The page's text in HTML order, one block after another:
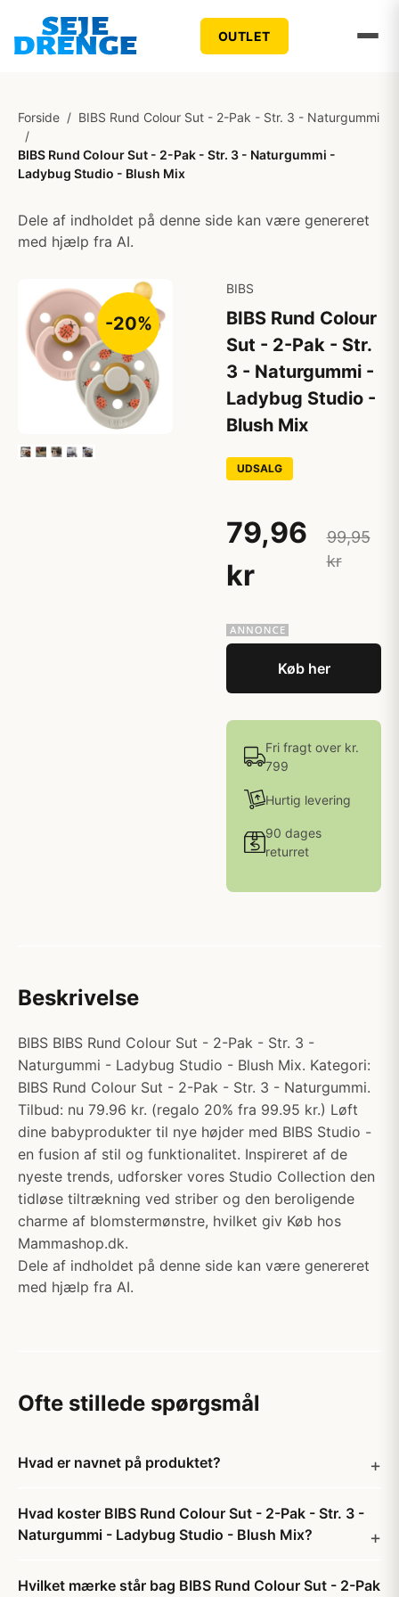
OUTLET
Forside / BIBS Rund Colour Sut - 2-Pak - Str. 3 - Naturgummi
/
BIBS Rund Colour Sut - 2-Pak - Str. 3 - Naturgummi -
Ladybug Studio - Blush Mix
Dele af indholdet på denne side kan være genereret
med hjælp fra AI.
-20%
BIBS
BIBS Rund Colour
Sut - 2-Pak - Str.
3 - Naturgummi -
Ladybug Studio -
Blush Mix
UDSALG
79,96
kr
99,95
kr
Køb her
Fri fragt over kr.
799
Hurtig levering
90 dages
returret
Beskrivelse
BIBS BIBS Rund Colour Sut - 2-Pak - Str. 3 -
Naturgummi - Ladybug Studio - Blush Mix. Kategori:
BIBS Rund Colour Sut - 2-Pak - Str. 3 - Naturgummi.
Tilbud: nu 79.96 kr. (regalo 20% fra 99.95 kr.) Løft
dine babyprodukter til nye højder med BIBS Studio -
en fusion af stil og funktionalitet. Inspireret af de
nyeste trends, udforsker vores Studio Collection den
tidløse tiltrækning ved striber og den beroligende
charme af blomstermønstre, hvilket giv Køb hos
Mammashop.dk.
Dele af indholdet på denne side kan være genereret
med hjælp fra AI.
Ofte stillede spørgsmål
Hvad er navnet på produktet?
Hvad koster BIBS Rund Colour Sut - 2-Pak - Str. 3 -
Naturgummi - Ladybug Studio - Blush Mix?
Hvilket mærke står bag BIBS Rund Colour Sut - 2-Pak